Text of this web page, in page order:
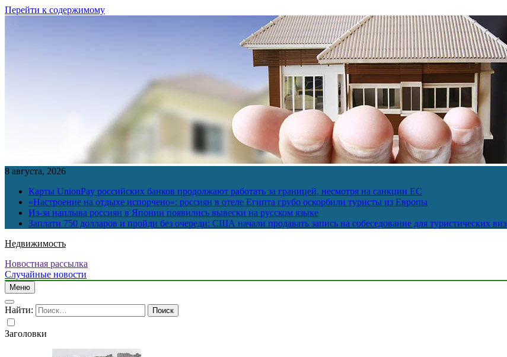
Перейти к содержимому
8 августа, 2026
Карты UnionPay российских банков продолжают работать за границей, несмотря на санкции ЕС
«Настроение на отдыхе испорчено»: россиян в отеле Египта грубо оскорбили туристы из Европы
Из-за наплыва россиян в Японии появились вывески на русском языке
Заплати 750 долларов и пройди без очереди: США начали продавать запись на собеседование для туристических виз
Недвижимость
Новостная рассылка
Случайные новости
Меню
Найти:
Заголовки